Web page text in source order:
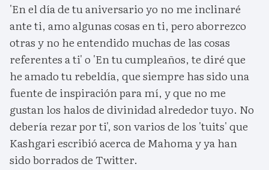
'En el día de tu aniversario yo no me inclinaré
ante ti, amo algunas cosas en ti, pero aborrezco
otras y no he entendido muchas de las cosas
referentes a ti' o 'En tu cumpleaños, te diré que
he amado tu rebeldía, que siempre has sido una
fuente de inspiración para mí, y que no me
gustan los halos de divinidad alrededor tuyo. No
debería rezar por ti', son varios de los 'tuits' que
Kashgari escribió acerca de Mahoma y ya han
sido borrados de Twitter.